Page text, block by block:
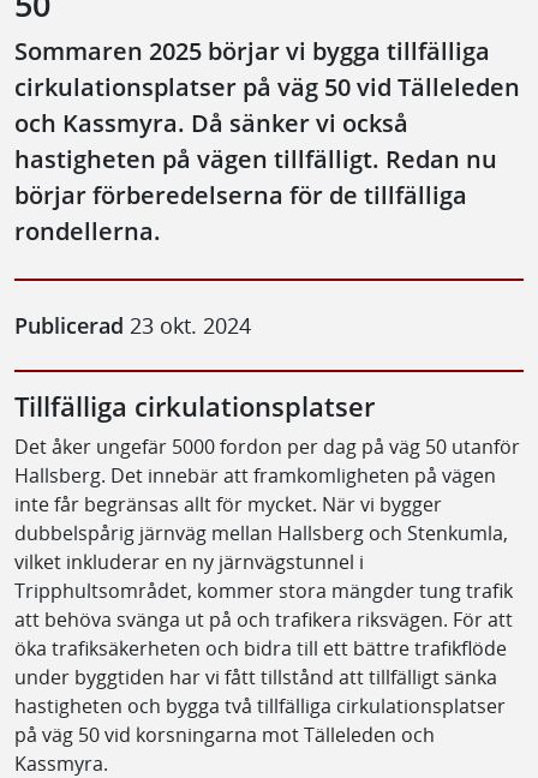
Sommaren 2025 börjar vi bygga tillfälliga
cirkulationsplatser på väg 50 vid Tälleleden
och Kassmyra. Då sänker vi också
hastigheten på vägen tillfälligt. Redan nu
börjar förberedelserna för de tillfälliga
rondellerna.
Publicerad 23 okt. 2024
Tillfälliga cirkulationsplatser
Det åker ungefär 5000 fordon per dag på väg 50 utanför
Hallsberg. Det innebär att framkomligheten på vägen
inte får begränsas allt för mycket. När vi bygger
dubbelspårig järnväg mellan Hallsberg och Stenkumla,
vilket inkluderar en ny järnvägstunnel i
Tripphultsområdet, kommer stora mängder tung trafik
att behöva svänga ut på och trafikera riksvägen. För att
öka trafiksäkerheten och bidra till ett bättre trafikflöde
under byggtiden har vi fått tillstånd att tillfälligt sänka
hastigheten och bygga två tillfälliga cirkulationsplatser
på väg 50 vid korsningarna mot Tälleleden och
Kassmyra.